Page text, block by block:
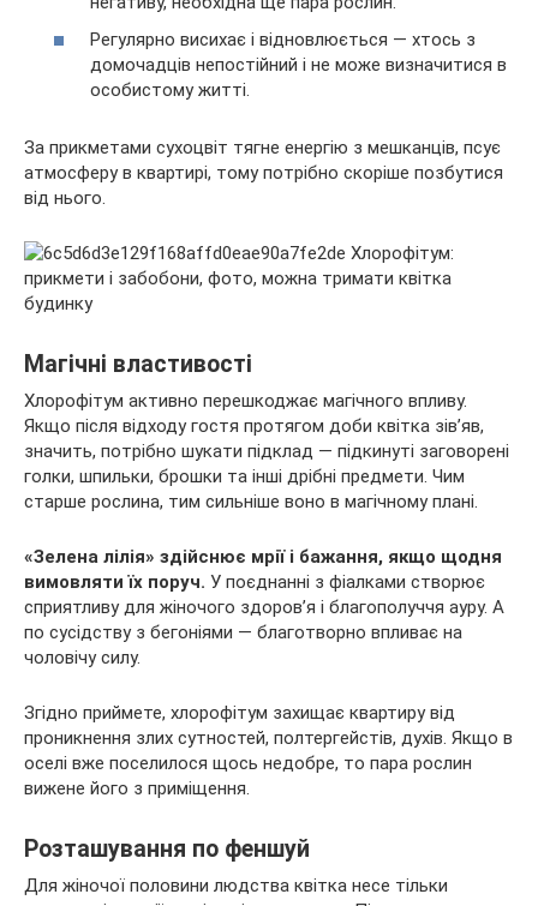
Регулярно висихає і відновлюється — хтось з
домочадців непостійний і не може визначитися в
особистому житті.
За прикметами сухоцвіт тягне енергію з мешканців, псує
атмосферу в квартирі, тому потрібно скоріше позбутися
від нього.
Магічні властивості
Хлорофітум активно перешкоджає магічного впливу.
Якщо після відходу гостя протягом доби квітка зів’яв,
значить, потрібно шукати підклад — підкинуті заговорені
голки, шпильки, брошки та інші дрібні предмети. Чим
старше рослина, тим сильніше воно в магічному плані.
«Зелена лілія» здійснює мрії і бажання, якщо щодня
вимовляти їх поруч. У поєднанні з фіалками створює
сприятливу для жіночого здоров’я і благополуччя ауру. А
по сусідству з бегоніями — благотворно впливає на
чоловічу силу.
Згідно приймете, хлорофітум захищає квартиру від
проникнення злих сутностей, полтергейстів, духів. Якщо в
оселі вже поселилося щось недобре, то пара рослин
вижене його з приміщення.
Розташування по феншуй
Для жіночої половини людства квітка несе тільки